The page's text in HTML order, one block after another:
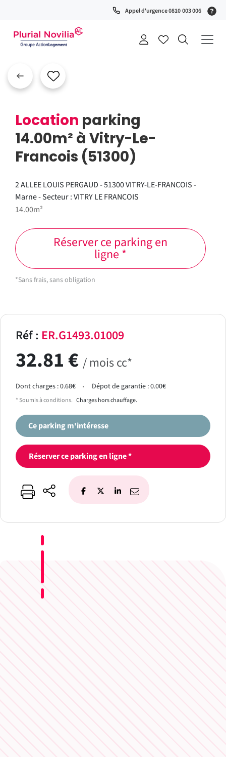
Appel d'urgence 0810 003 006
Location parking
14.00m² à Vitry-Le-
Francois (51300)
2 ALLEE LOUIS PERGAUD - 51300 VITRY-LE-FRANCOIS -
Marne - Secteur : VITRY LE FRANCOIS
14.00m²
Réserver ce parking en
ligne *
*Sans frais, sans obligation
Réf : ER.G1493.01009
32.81 € / mois cc*
Dont charges : 0.68€ Dépot de garantie : 0.00€
* Soumis à conditions. Charges hors chauffage.
Ce parking m'intéresse
Réserver ce parking en ligne *
de
chat